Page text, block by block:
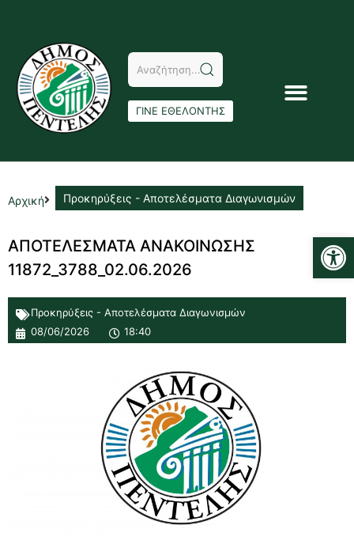
ΓΙΝΕ ΕΘΕΛΟΝΤΗΣ
Αρχική Προκηρύξεις - Αποτελέσματα Διαγωνισμών
ΑΠΟΤΕΛΕΣΜΑΤΑ ΑΝΑΚΟΙΝΩΣΗΣ
11872_3788_02.06.2026
Προκηρύξεις - Αποτελέσματα Διαγωνισμών
08/06/2026
18:40